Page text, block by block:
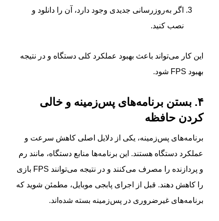
اگر به‌روزرسانی جدیدی وجود دارد، آن را دانلود و
نصب کنید.
این کار می‌تواند باعث بهبود عملکرد کلی دستگاه و در نتیجه
بهبود FPS شود.
۴. بستن برنامه‌های پس‌زمینه و خالی
کردن حافظه
برنامه‌های پس‌زمینه، یکی از دلایل اصلی کاهش سرعت و
عملکرد دستگاه هستند. این برنامه‌ها منابع دستگاه، مانند رم
و پردازنده را مصرف می‌کنند و در نتیجه می‌توانند FPS بازی
را کاهش دهند. قبل از اجرای پابجی موبایل، مطمئن شوید که
برنامه‌های غیرضروری در پس‌زمینه بسته شده‌اند.